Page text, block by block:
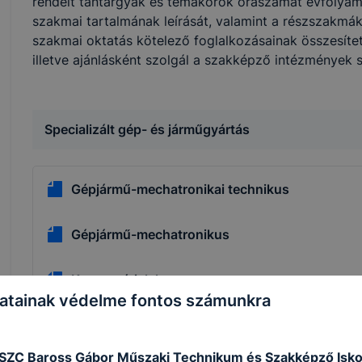
szakmai tartalmának leírását, valamint a
szakmai oktatás kötelező foglalkozásainak
illetve ajánlásként szolgál a szakképző intézmények
Specializált gép- és járműgyártás
Gépjármű-mechatronikai technikus
Gépjármű-mechatronikus
Karosszérialakatos
védelme fontos számunkra
Baross Gábor Műszaki Technikum és Szakképző